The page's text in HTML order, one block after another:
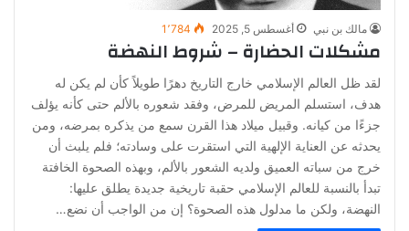
مالك بن نبي أغسطس 5, 2025 1٬784
مشكلات الحضارة – شروط النهضة
لقد ظل العالم الإسلامي خارج التاريخ دهرًا طويلاً كأن لم يكن له
هدف، استسلم المريض للمرض، وفقد شعوره بالألم حتى كأنه يؤلف
جزءًا من كيانه. وقبيل ميلاد هذا القرن سمع من يذكره بمرضه، ومن
يحدثه عن العناية الإلهية التي استقرت على وسادته؛ فلم يلبث أن
خرج من سباته العميق ولديه الشعور بالألم، وبهذه الصحوة الخافتة
تبدأ بالنسبة للعالم الإسلامي حقبة تاريخية جديدة يطلق عليها:
النهضة، ولكن ما مدلول هذه الصحوة؟ إن من الواجب أن نضع…